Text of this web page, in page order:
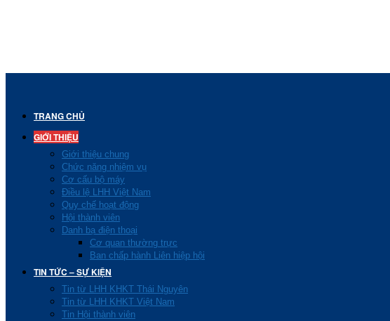
TRANG CHỦ
GIỚI THIỆU
Giới thiệu chung
Chức năng nhiệm vụ
Cơ cấu bộ máy
Điều lệ LHH Việt Nam
Quy chế hoạt động
Hội thành viên
Danh bạ điện thoại
Cơ quan thường trực
Ban chấp hành Liên hiệp hội
TIN TỨC – SỰ KIỆN
Tin từ LHH KHKT Thái Nguyên
Tin từ LHH KHKT Việt Nam
Tin Hội thành viên